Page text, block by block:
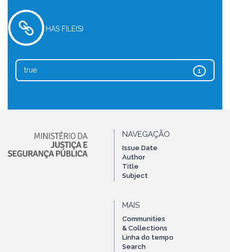
HAS FILE(S)
1
true
NAVEGAÇÃO
Issue Date
Author
Title
Subject
MAIS
Communities
& Collections
Linha do tempo
Search